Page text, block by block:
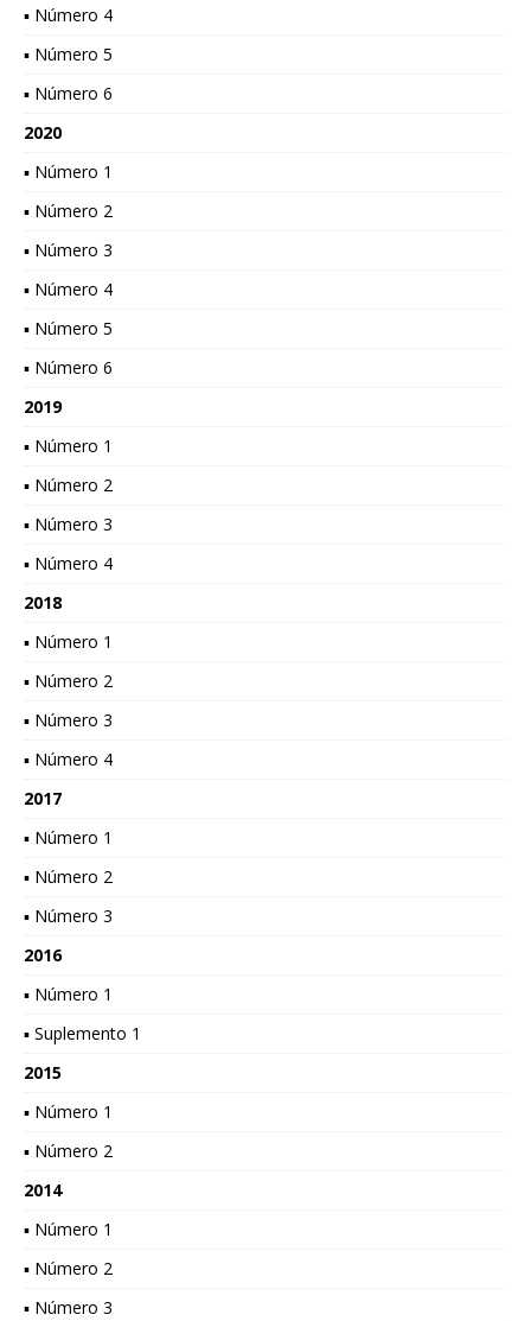
▪ Número 4
▪ Número 5
▪ Número 6
2020
▪ Número 1
▪ Número 2
▪ Número 3
▪ Número 4
▪ Número 5
▪ Número 6
2019
▪ Número 1
▪ Número 2
▪ Número 3
▪ Número 4
2018
▪ Número 1
▪ Número 2
▪ Número 3
▪ Número 4
2017
▪ Número 1
▪ Número 2
▪ Número 3
2016
▪ Número 1
▪ Suplemento 1
2015
▪ Número 1
▪ Número 2
2014
▪ Número 1
▪ Número 2
▪ Número 3